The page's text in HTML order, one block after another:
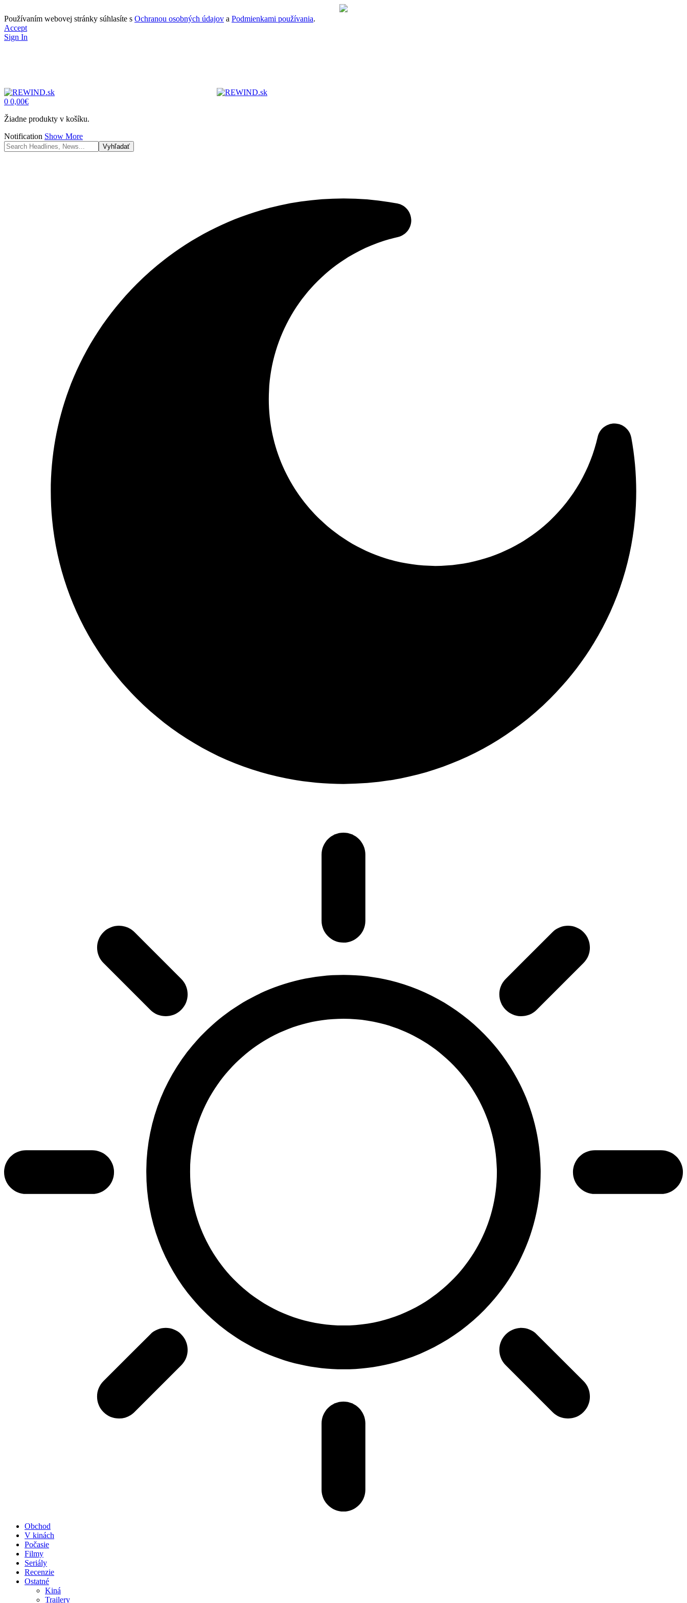
Používaním webovej stránky súhlasíte s Ochranou osobných údajov a Podmienkami používania.
Accept
Sign In
0 0,00€
Žiadne produkty v košíku.
Notification Show More
Obchod
V kinách
Počasie
Filmy
Seriály
Recenzie
Ostatné
Kiná
Trailery